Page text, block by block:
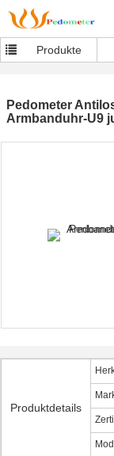
Produkte
Pedometer
Armbanduhr-U9
Produktdetails